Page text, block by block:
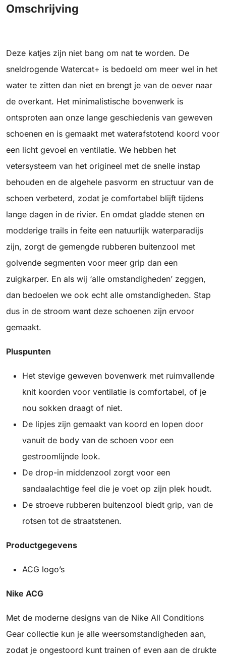
Omschrijving
Deze katjes zijn niet bang om nat te worden. De
sneldrogende Watercat+ is bedoeld om meer wel in het
water te zitten dan niet en brengt je van de oever naar
de overkant. Het minimalistische bovenwerk is
ontsproten aan onze lange geschiedenis van geweven
schoenen en is gemaakt met waterafstotend koord voor
een licht gevoel en ventilatie. We hebben het
vetersysteem van het origineel met de snelle instap
behouden en de algehele pasvorm en structuur van de
schoen verbeterd, zodat je comfortabel blijft tijdens
lange dagen in de rivier. En omdat gladde stenen en
modderige trails in feite een natuurlijk waterparadijs
zijn, zorgt de gemengde rubberen buitenzool met
golvende segmenten voor meer grip dan een
zuigkarper. En als wij ‘alle omstandigheden’ zeggen,
dan bedoelen we ook echt alle omstandigheden. Stap
dus in de stroom want deze schoenen zijn ervoor
gemaakt.
Pluspunten
Het stevige geweven bovenwerk met ruimvallende
knit koorden voor ventilatie is comfortabel, of je
nou sokken draagt of niet.
De lipjes zijn gemaakt van koord en lopen door
vanuit de body van de schoen voor een
gestroomlijnde look.
De drop-in middenzool zorgt voor een
sandaalachtige feel die je voet op zijn plek houdt.
De stroeve rubberen buitenzool biedt grip, van de
rotsen tot de straatstenen.
Productgegevens
ACG logo’s
Nike ACG
Met de moderne designs van de Nike All Conditions
Gear collectie kun je alle weersomstandigheden aan,
zodat je ongestoord kunt trainen of even aan de drukte